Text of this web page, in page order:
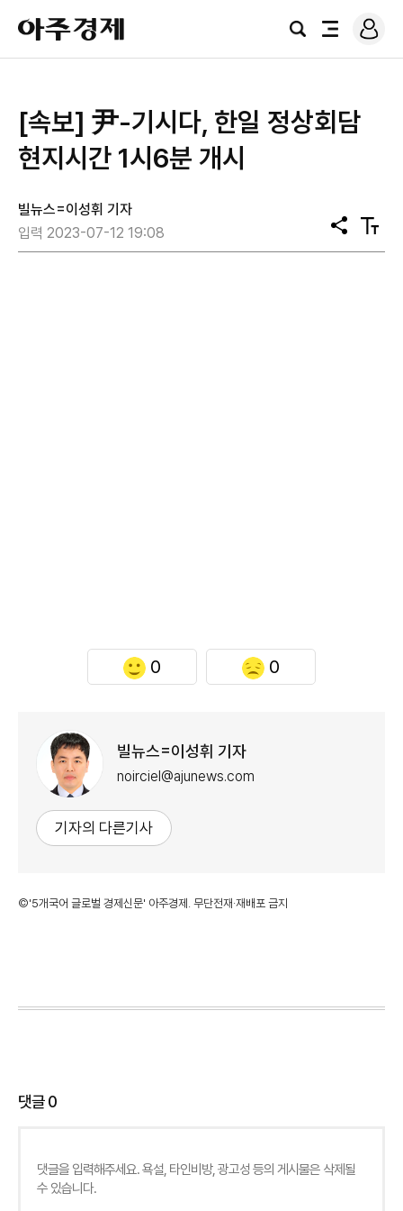
아
주
경
검
전
로
그
[속보] 尹-기시다, 한일 정상회담
현지시간 1시6분 개시
빌뉴스=이성휘 기자
입력 2023-07-12 19:08
공
유
텍
스
0 0
빌뉴스=이성휘 기자
noirciel@ajunews.com
기자의 다른기사
©'5개국어 글로벌 경제신문' 아주경제. 무단전재·재배포 금지
댓글0